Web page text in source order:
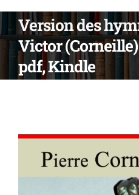
Version des
Victor
pdf, Kindle